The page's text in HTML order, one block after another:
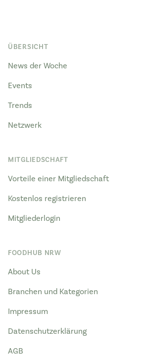
ÜBERSICHT
News der Woche
Events
Trends
Netzwerk
MITGLIEDSCHAFT
Vorteile einer Mitgliedschaft
Kostenlos registrieren
Mitgliederlogin
FOODHUB NRW
About Us
Branchen und Kategorien
Impressum
Datenschutzerklärung
AGB